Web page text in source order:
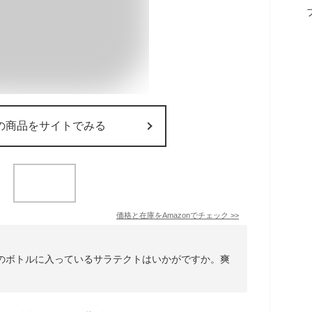
商品をサイトでみる
価格と在庫をAmazonでチェック >>
トルに入っているサラテクトはいかがですか。爽